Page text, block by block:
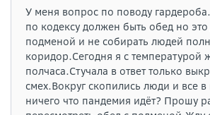
У меня вопрос по поводу
по кодексу должен быть обед но
подменой и не собирать людей
коридор.Сегодня я с температурой
полчаса.Стучала в ответ только
смех.Вокруг скопились люди и все
ничего что пандемия идёт? Прошу